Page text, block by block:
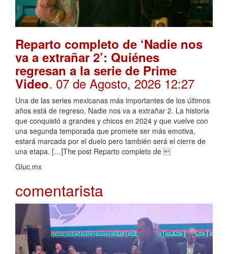
Reparto completo de ‘Nadie nos
va a extrañar 2’: Quiénes
regresan a la serie de Prime
Video. 07 de Agosto, 2026 12:27
Una de las series mexicanas más importantes de los últimos
años está de regreso, Nadie nos va a extrañar 2. La historia
que conquistó a grandes y chicos en 2024 y que vuelve con
una segunda temporada que promete ser más emotiva,
estará marcada por el duelo pero también será el cierre de
una etapa. […]The post Reparto completo de 
Gluc.mx
comentarista